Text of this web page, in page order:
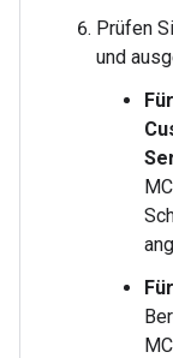
Prüfen
und